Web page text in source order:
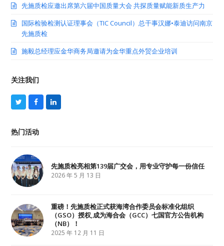
先施质检应邀出席第六届中国质量大会 共探质量赋能新质生产力
国际检验检测认证理事会（TIC Council）总干事汉娜•泰迪访问南京
先施质检
施毅总经理应金华商务局邀请为金华重点外贸企业培训
关注我们
T
w
t
t
F
a
b
L
i
热门活动
先施质检亮相第139届广交会，用专业守护每一份信任
2026 年 5 月 13 日
重磅！先施质检正式获海湾合作委员会标准化组织
（GSO）授权,成为海合会（GCC）七国官方公告机构
（NB）！
2025 年 12 月 11 日